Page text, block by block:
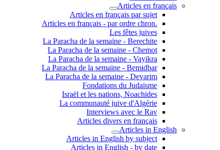
Articles en français
Articles en français par sujet
.Articles en français - par ordre chron
Les fêtes juives
La Paracha de la semaine - Berechite
La Paracha de la semaine - Chemot
La Paracha de la semaine - Vayikra
La Paracha de la semaine - Bemidbar
La Paracha de la semaine - Devarim
Fondations du Judaisme
Israël et les nations, Noachides
La communauté juive d'Algérie
Interviews avec le Rav
Articles divers en français
Articles in English
Articles in English by subject
Articles in English - by date